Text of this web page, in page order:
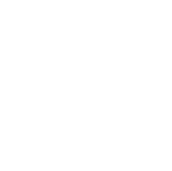
von der
Rücktritts
gemacht,
vor